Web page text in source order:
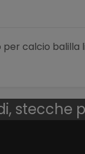
per calcio
stecche